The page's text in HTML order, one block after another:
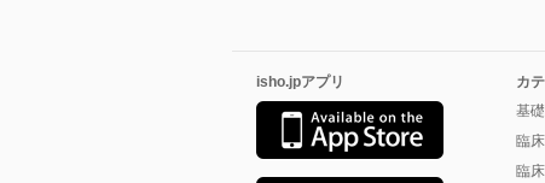
isho.jpアプリ
カ
基
臨
臨